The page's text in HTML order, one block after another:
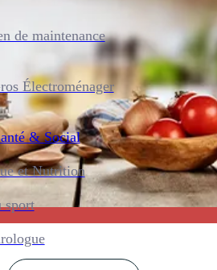
de maintenance
Électroménager
& Social
et Nutrition
sport